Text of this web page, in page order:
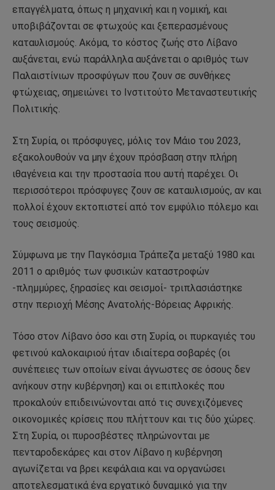
επαγγέλματα, όπως η μηχανική και η νομική, και
υποβιβάζονται σε φτωχούς και ξεπερασμένους
καταυλισμούς. Ακόμα, το κόστος ζωής στο Λίβανο
αυξάνεται, ενώ παράλληλα αυξάνεται ο αριθμός των
Παλαιστίνιων προσφύγων που ζουν σε συνθήκες
φτώχειας, σημειώνει το Ινστιτούτο Μεταναστευτικής
Πολιτικής.
Στη Συρία, οι πρόσφυγες, μόλις τον Μάιο του 2023,
εξακολουθούν να μην έχουν πρόσβαση στην πλήρη
ιθαγένεια και την προστασία που αυτή παρέχει. Οι
περισσότεροι πρόσφυγες ζουν σε καταυλισμούς, αν και
πολλοί έχουν εκτοπιστεί από τον εμφύλιο πόλεμο και
τους σεισμούς.
Σύμφωνα με την Παγκόσμια Τράπεζα μεταξύ 1980 και
2011 ο αριθμός των φυσικών καταστροφών
-πλημμύρες, ξηρασίες και σεισμοί- τριπλασιάστηκε
στην περιοχή Μέσης Ανατολής-Βόρειας Αφρικής.
Τόσο στον Λίβανο όσο και στη Συρία, οι πυρκαγιές του
φετινού καλοκαιριού ήταν ιδιαίτερα σοβαρές (οι
συνέπειες των οποίων είναι άγνωστες σε όσους δεν
ανήκουν στην κυβέρνηση) και οι επιπλοκές που
προκαλούν επιδεινώνονται από τις συνεχιζόμενες
οικονομικές κρίσεις που πλήττουν και τις δύο χώρες.
Στη Συρία, οι πυροσβέστες πληρώνονται με
πενταροδεκάρες και στον Λίβανο η κυβέρνηση
αγωνίζεται να βρει κεφάλαια και να οργανώσει
αποτελεσματικά ένα εργατικό δυναμικό για την